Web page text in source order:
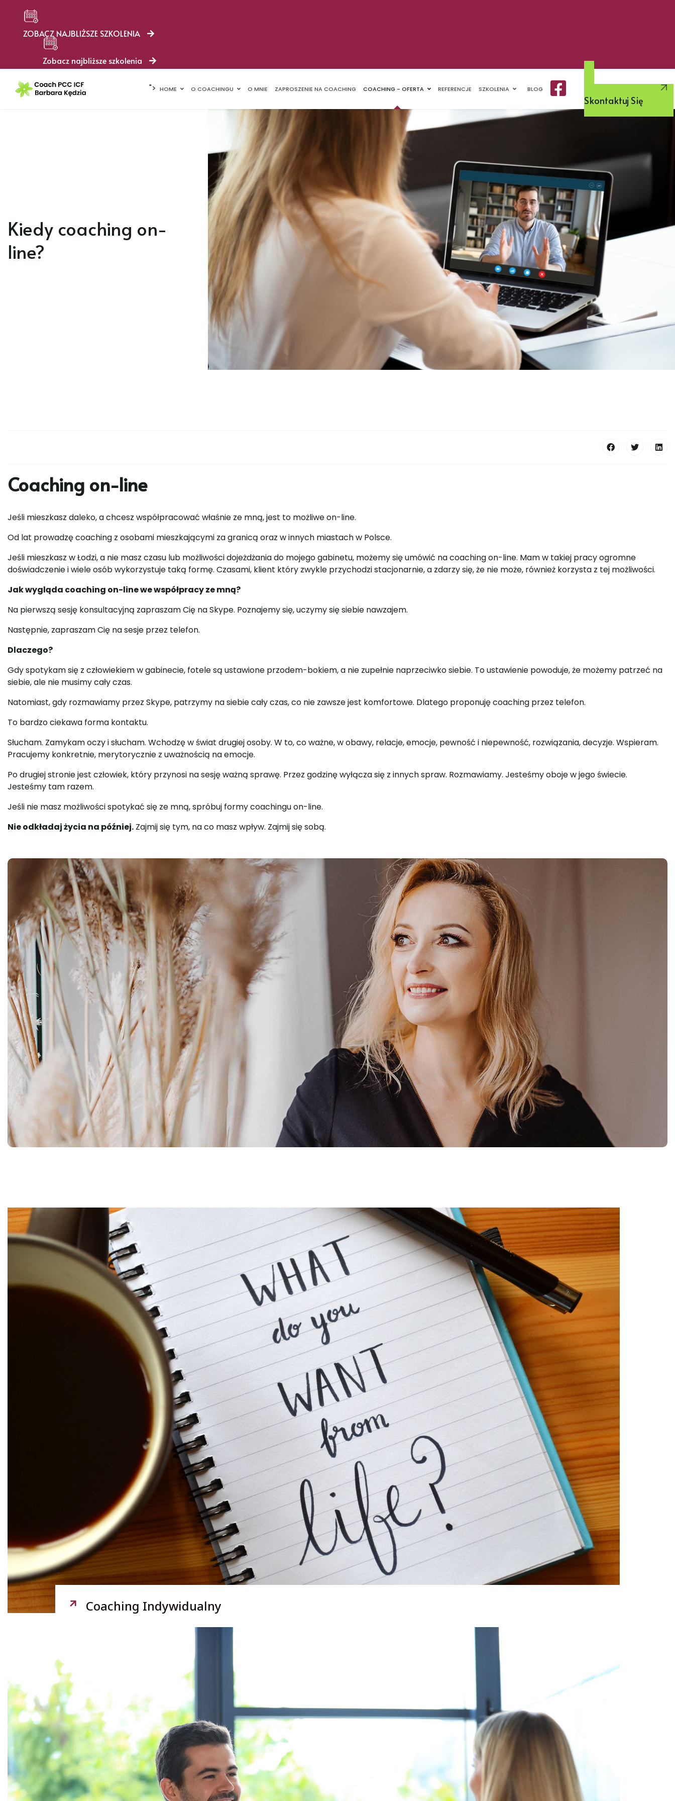
ZOBACZ NAJBLIŻSZE SZKOLENIA
Zobacz najbliższe szkolenia
"> HOME O COACHINGU O MNIE ZAPROSZENIE NA COACHING COACHING - OFERTA REFERENCJE SZKOLENIA BLOG
Skontaktuj Się
Kiedy coaching on-
line?
Coaching on-line
Jeśli mieszkasz daleko, a chcesz współpracować właśnie ze mną, jest to możliwe on-line.
Od lat prowadzę coaching z osobami mieszkającymi za granicą oraz w innych miastach w Polsce.
Jeśli mieszkasz w Łodzi, a nie masz czasu lub możliwości dojeżdżania do mojego gabinetu, możemy się umówić na coaching on-line. Mam w takiej pracy ogromne
doświadczenie i wiele osób wykorzystuje taką formę. Czasami, klient który zwykle przychodzi stacjonarnie, a zdarzy się, że nie może, również korzysta z tej możliwości.
Jak wygląda coaching on-line we współpracy ze mną?
Na pierwszą sesję konsultacyjną zapraszam Cię na Skype. Poznajemy się, uczymy się siebie nawzajem.
Następnie, zapraszam Cię na sesje przez telefon.
Dlaczego?
Gdy spotykam się z człowiekiem w gabinecie, fotele są ustawione przodem-bokiem, a nie zupełnie naprzeciwko siebie. To ustawienie powoduje, że możemy patrzeć na
siebie, ale nie musimy cały czas.
Natomiast, gdy rozmawiamy przez Skype, patrzymy na siebie cały czas, co nie zawsze jest komfortowe. Dlatego proponuję coaching przez telefon.
To bardzo ciekawa forma kontaktu.
Słucham. Zamykam oczy i słucham. Wchodzę w świat drugiej osoby. W to, co ważne, w obawy, relacje, emocje, pewność i niepewność, rozwiązania, decyzje. Wspieram.
Pracujemy konkretnie, merytorycznie z uważnością na emocje.
Po drugiej stronie jest człowiek, który przynosi na sesję ważną sprawę. Przez godzinę wyłącza się z innych spraw. Rozmawiamy. Jesteśmy oboje w jego świecie.
Jesteśmy tam razem.
Jeśli nie masz możliwości spotykać się ze mną, spróbuj formy coachingu on-line.
Nie odkładaj życia na później. Zajmij się tym, na co masz wpływ. Zajmij się sobą.
Coaching Indywidualny